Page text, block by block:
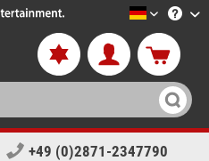
LTT-
+49 (0)2871-2347790